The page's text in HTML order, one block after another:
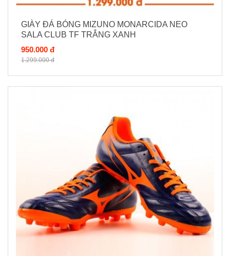
GIÀY ĐÁ BÓNG MIZUNO MONARCIDA NEO
SALA CLUB TF TRẮNG XANH
950.000 đ
1.299.000 đ